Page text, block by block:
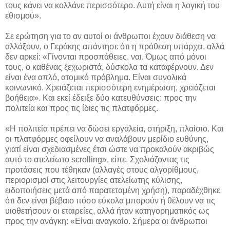
τους κάνει να κολλάνε περισσότερο. Αυτή είναι η λογική του
εθισμού».
Σε ερώτηση για το αν αυτοί οι άνθρωποι έχουν διάθεση να
αλλάξουν, ο Γεράκης απάντησε ότι η πρόθεση υπάρχει, αλλά
δεν αρκεί: «Γίνονται προσπάθειες, ναι. Όμως από μόνοι
τους, ο καθένας ξεχωριστά, δύσκολα τα καταφέρνουν. Δεν
είναι ένα απλό, ατομικό πρόβλημα. Είναι συνολικά
κοινωνικό. Χρειάζεται περισσότερη ενημέρωση, χρειάζεται
βοήθεια». Και εκεί έδειξε δύο κατευθύνσεις: προς την
πολιτεία και προς τις ίδιες τις πλατφόρμες.
«Η πολιτεία πρέπει να δώσει εργαλεία, στήριξη, πλαίσιο. Και
οι πλατφόρμες οφείλουν να αναλάβουν μερίδιο ευθύνης,
γιατί είναι σχεδιασμένες έτσι ώστε να προκαλούν ακριβώς
αυτό το ατελείωτο scrolling», είπε. Σχολιάζοντας τις
προτάσεις που τέθηκαν (αλλαγές στους αλγορίθμους,
περιορισμοί στις λειτουργίες ατελείωτης κύλισης,
ειδοποιήσεις μετά από παρατεταμένη χρήση), παραδέχθηκε
ότι δεν είναι βέβαιο πόσο εύκολα μπορούν ή θέλουν να τις
υιοθετήσουν οι εταιρείες, αλλά ήταν κατηγορηματικός ως
προς την ανάγκη: «Είναι αναγκαίο. Σήμερα οι άνθρωποι